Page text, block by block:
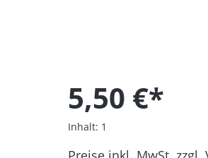
5,50 €*
Inhalt: 1